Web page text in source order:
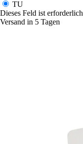
TU
Dieses Feld ist erforderlich
Versand in 5 Tagen